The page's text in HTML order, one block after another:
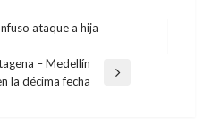
ataque a hija
– Medellín
la décima fecha